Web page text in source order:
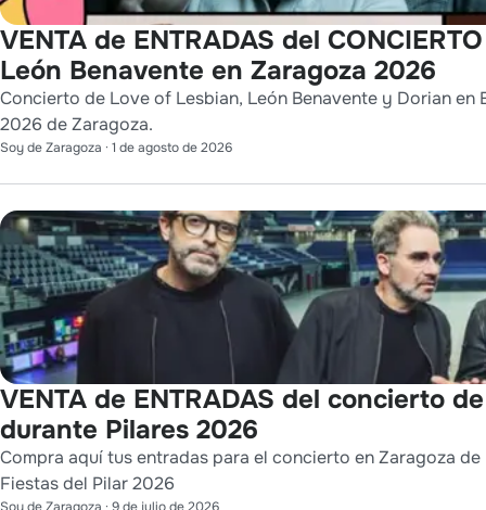
VENTA de ENTRADAS del
León Benavente en Zaragoza 2026
Concierto de Love of Lesbian, León Benavente y Dorian
2026 de Zaragoza.
Soy de Zaragoza · 1 de agosto de 2026
VENTA de ENTRADAS del concierto
durante Pilares 2026
Compra aquí tus entradas para el concierto en Zaragoza
Fiestas del Pilar 2026